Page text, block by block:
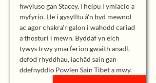
hwyluso gan Stacey, i helpu i ymlacio a
myfyrio. Lle i gysylltu â'n byd mewnol
ac agor chakra'r galon i wahodd cariad
a thosturi i mewn. Byddaf yn eich
tywys trwy ymarferion gwaith anadl,
defod rhyddhau, iachâd sain gan
ddefnyddio Powlen Sain Tibet a mwy.